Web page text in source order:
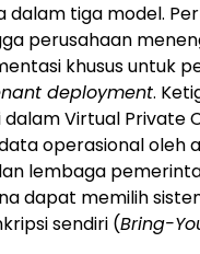
tiga model.
perusahaan
khusus untuk
deployment.
Virtual Private
operasional oleh
lembaga
dapat memilih
sendiri (Bring-